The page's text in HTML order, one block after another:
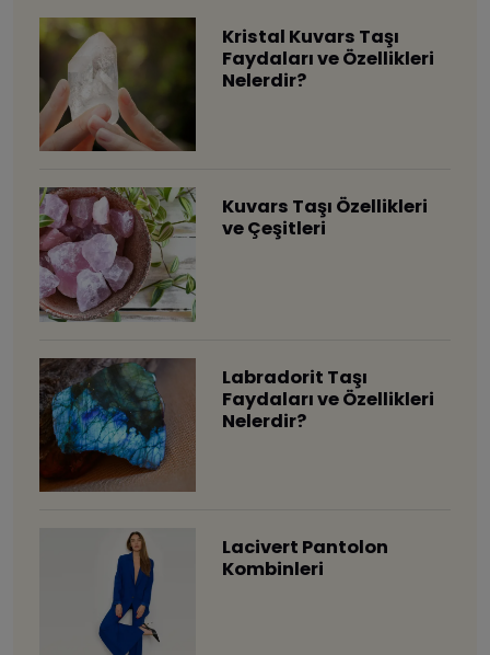
Kristal Kuvars Taşı
Faydaları ve Özellikleri
Nelerdir?
Kuvars Taşı Özellikleri
ve Çeşitleri
Labradorit Taşı
Faydaları ve Özellikleri
Nelerdir?
Lacivert Pantolon
Kombinleri